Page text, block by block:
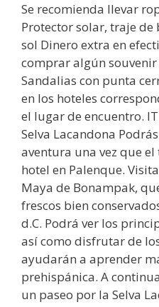
Se recomienda llevar
Protector solar, traje de
sol Dinero extra en
comprar algún
Sandalias con punta
en los hoteles
el lugar de encuentro.
Selva Lacandona
aventura una vez que
hotel en Palenque.
Maya de Bonampak,
frescos bien
d.C. Podrá ver los
así como disfrutar de
ayudarán a aprender
prehispánica. A
un paseo por la Selva